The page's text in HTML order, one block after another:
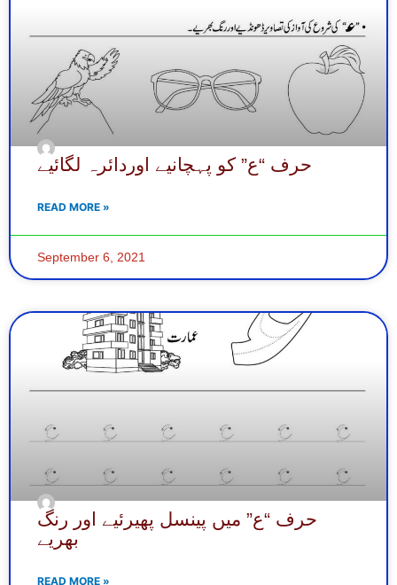
حرف “ع” کو پہچانیے اوردائرہ لگائیے
READ MORE »
September 6, 2021
حرف “ع” میں پینسل پھیرئیے اور رنگ
بھریے
READ MORE »